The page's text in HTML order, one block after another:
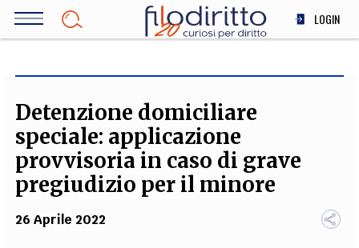
Salta
LOGIN
SOCIETÀ
MEDICINA
SCIENZA
STORIA E FILOSOFIA
INNOVAZIONE
Detenzione domiciliare
speciale: applicazione
provvisoria in caso di grave
pregiudizio per il minore
26 Aprile 2022